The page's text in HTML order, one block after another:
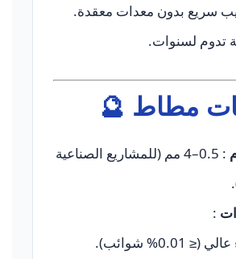
سريع بدون معدات معقدة.
تدوم لسنوات.
مطاط 🔮
: 0.5–4 مم (للمشاريع الصناعية
:
(≤ 0.01% شوائب).